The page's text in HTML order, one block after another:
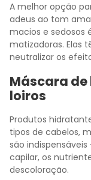
A melhor opção
adeus ao tom
macios e sedosos
matizadoras. Elas
neutralizar os
Máscara
loiros
Produtos
tipos de cabelos,
são
capilar, os
descoloração.